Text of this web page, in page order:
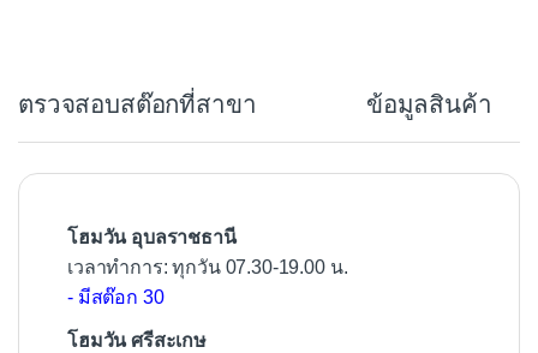
o
o
ตรวจสอบสต๊อกที่สาขา ข้อมูลสินค้า
โฮมวัน อุบลราชธานี
เวลาทำการ: ทุกวัน 07.30-19.00 น.
- มีสต๊อก 30
โฮมวัน ศรีสะเกษ